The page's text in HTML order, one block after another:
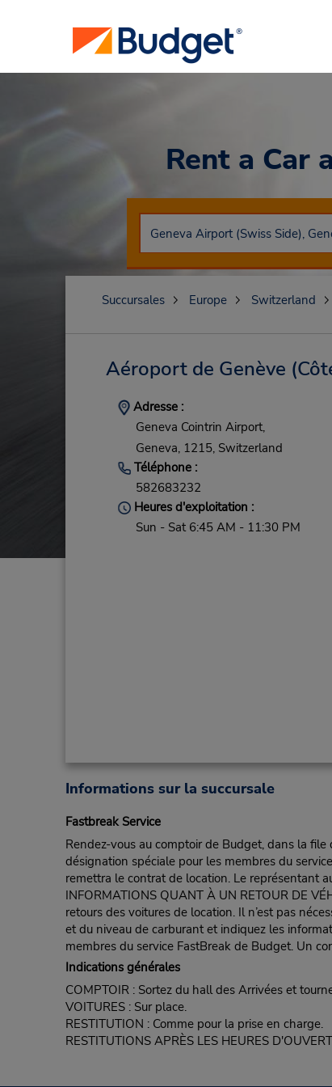
Rent a Car
Succursales Europe Switzerland
Aéroport de Genève
Adresse :
Geneva Cointrin Airport,
Geneva, 1215, Switzerland
Téléphone :
582683232
Heures d'exploitation :
Sun - Sat 6:45 AM - 11:30 PM
Informations sur la succursale
Fastbreak Service
Rendez-vous au comptoir de Budget, dans la file
désignation spéciale pour les membres du
remettra le contrat de location. Le représentant
INFORMATIONS QUANT À UN RETOUR DE
retours des voitures de location. Il n’est pas
et du niveau de carburant et indiquez les
membres du service FastBreak de Budget. Un
Indications générales
COMPTOIR : Sortez du hall des Arrivées et
VOITURES : Sur place.
RESTITUTION : Comme pour la prise en charge.
RESTITUTIONS APRÈS LES HEURES